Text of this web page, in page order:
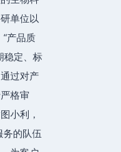
单位以
产品质
稳定、标
过对产
格审
小利，
务的队伍